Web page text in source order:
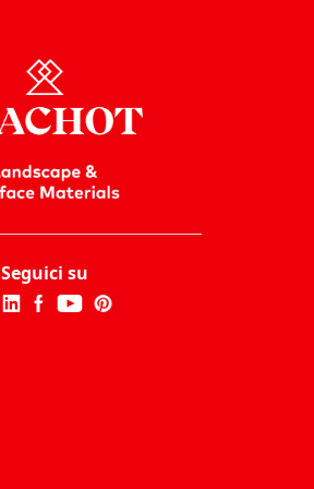
Seguici su